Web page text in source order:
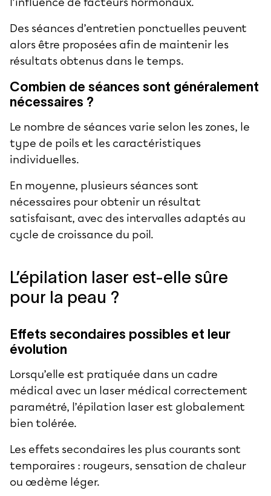
Des séances d’entretien ponctuelles peuvent
alors être proposées afin de maintenir les
résultats obtenus dans le temps.
Combien de séances sont généralement
nécessaires ?
Le nombre de séances varie selon les zones, le
type de poils et les caractéristiques
individuelles.
En moyenne, plusieurs séances sont
nécessaires pour obtenir un résultat
satisfaisant, avec des intervalles adaptés au
cycle de croissance du poil.
L’épilation laser est-elle sûre
pour la peau ?
Effets secondaires possibles et leur
évolution
Lorsqu’elle est pratiquée dans un cadre
médical avec un laser médical correctement
paramétré, l’épilation laser est globalement
bien tolérée.
Les effets secondaires les plus courants sont
temporaires : rougeurs, sensation de chaleur
ou œdème léger.